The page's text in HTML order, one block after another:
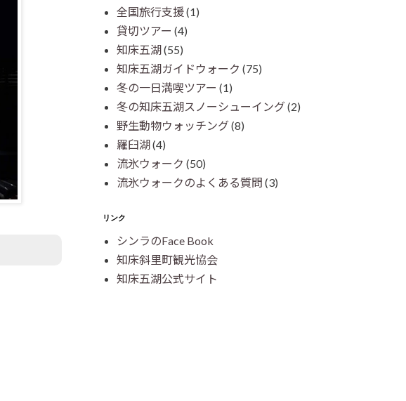
全国旅行支援(1)
貸切ツアー (4)
知床五湖(55)
知床五湖ガイドウォーク (75)
冬の一日満喫ツアー (1)
冬の知床五湖スノーシューイング(2)
野生動物ウォッチング(8)
羅臼湖(4)
流氷ウォーク (50)
流氷ウォークのよくある質問 (3)
リンク
シンラのFace Book
知床斜里町観光協会
知床五湖公式サイト